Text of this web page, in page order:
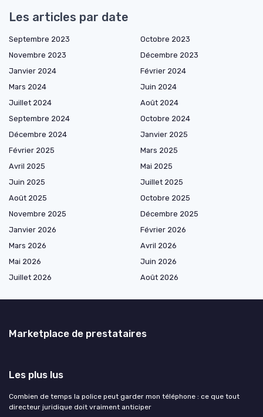
Les articles par date
Septembre 2023
Octobre 2023
Novembre 2023
Décembre 2023
Janvier 2024
Février 2024
Mars 2024
Juin 2024
Juillet 2024
Août 2024
Septembre 2024
Octobre 2024
Décembre 2024
Janvier 2025
Février 2025
Mars 2025
Avril 2025
Mai 2025
Juin 2025
Juillet 2025
Août 2025
Octobre 2025
Novembre 2025
Décembre 2025
Janvier 2026
Février 2026
Mars 2026
Avril 2026
Mai 2026
Juin 2026
Juillet 2026
Août 2026
Marketplace de prestataires
Les plus lus
Combien de temps la police peut garder mon téléphone : ce que tout
directeur juridique doit vraiment anticiper